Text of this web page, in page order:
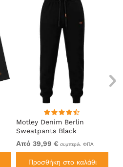
Motley Denim Berlin
Sweatpants Black
Από 39,99 € συμπεριλ. ΦΠΑ
Προσθήκη στο καλάθι